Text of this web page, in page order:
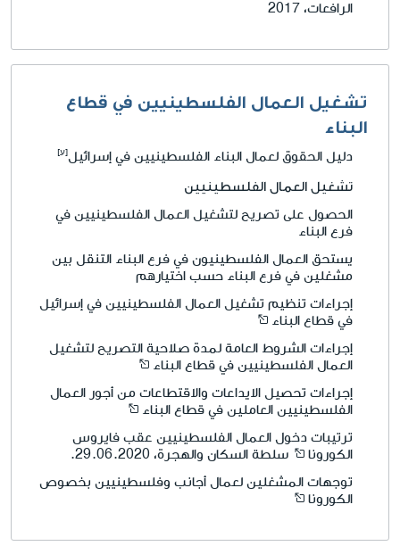
الرافعات، 2017
تشغيل العمال الفلسطينيين في قطاع
البناء
دليل الحقوق لعمال البناء الفلسطينيين في إسرائيل
تشغيل العمال الفلسطينيين
الحصول على تصريح لتشغيل العمال الفلسطينيين في
فرع البناء
يستحق العمال الفلسطينيون في فرع البناء التنقل بين
مشغلين في فرع البناء حسب اختيارهم
إجراءات تنظيم تشغيل العمال الفلسطينيين في إسرائيل
في قطاع البناء
إجراءات الشروط العامة لمدة صلاحية التصريح لتشغيل
العمال الفلسطينيين في قطاع البناء
إجراءات تحصيل الايداعات والاقتطاعات من أجور العمال
الفلسطينيين العاملين في قطاع البناء
ترتيبات دخول العمال الفلسطينيين عقب فايروس
الكورونا
سلطة السكان والهجرة، 29.06.2020.
توجهات المشغلين لعمال أجانب وفلسطينيين بخصوص
الكورونا